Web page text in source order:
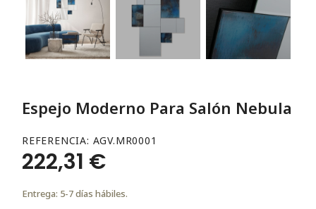
Espejo Moderno Para Salón Nebula
REFERENCIA AGV.MR0001
222,31 €
Entrega: 5-7 días hábiles.